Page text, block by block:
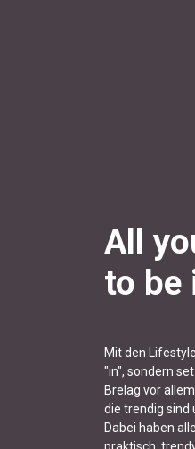
All
to be
Mit den
"in", sondern
Brelag vor
die trendig sind
Dabei haben
praktisch,